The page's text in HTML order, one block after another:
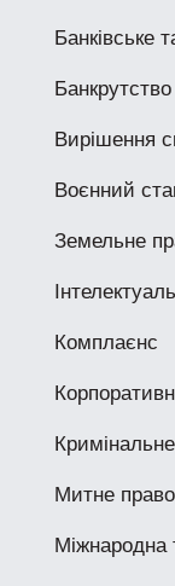
Банківське
Вирішення
Воєнний
Земельне
Комплаєнс
Митне право
Міжнародна